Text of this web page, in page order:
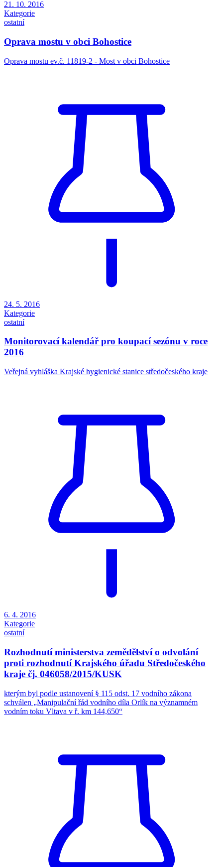
21. 10. 2016
Kategorie
ostatní
Oprava mostu v obci Bohostice
Oprava mostu ev.č. 11819-2 - Most v obci Bohostice
24. 5. 2016
Kategorie
ostatní
Monitorovací kalendář pro koupací sezónu v roce
2016
Veřejná vyhláška Krajské hygienické stanice středočeského kraje
6. 4. 2016
Kategorie
ostatní
Rozhodnutí ministerstva zemědělství o odvolání
proti rozhodnutí Krajského úřadu Středočeského
kraje čj. 046058/2015/KUSK
kterým byl podle ustanovení § 115 odst. 17 vodního zákona
schválen „Manipulační řád vodního díla Orlík na významném
vodním toku Vltava v ř. km 144,650“